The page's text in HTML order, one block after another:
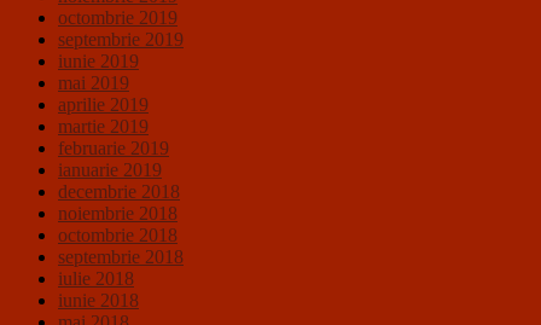
octombrie 2019
septembrie 2019
iunie 2019
mai 2019
aprilie 2019
martie 2019
februarie 2019
ianuarie 2019
decembrie 2018
noiembrie 2018
octombrie 2018
septembrie 2018
iulie 2018
iunie 2018